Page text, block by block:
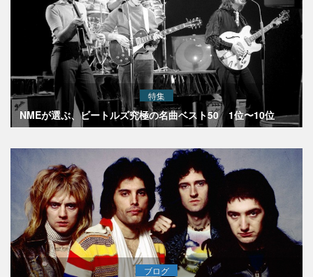
特集
NMEが選ぶ、ビートルズ究極の名曲ベスト50 1位〜10位
ブログ